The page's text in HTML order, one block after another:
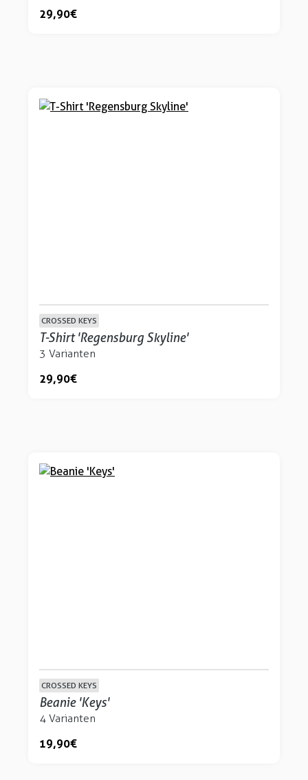
29,90 €
CROSSED KEYS
T-Shirt 'Regensburg Skyline'
3 Varianten
29,90 €
CROSSED KEYS
Beanie 'Keys'
4 Varianten
19,90 €